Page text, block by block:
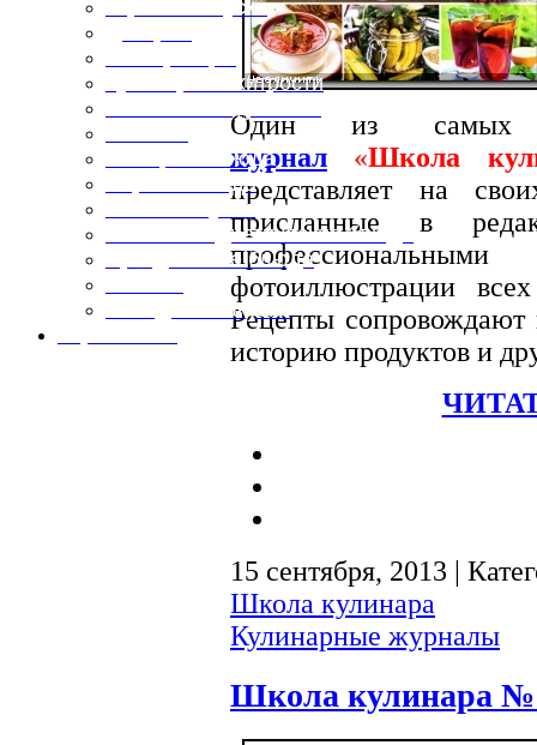
Горячие закуски
Кулинарные хитрости
Овощные блюда
Первые блюда
Полевая кухня
Постные и диетические блюда
Праздничные блюда
Холодные закуски
Один из самых
журнал
«Школа
представляет на
присланные в
фотоиллюстрации
Рецепты сопровождают
историю продуктов и
15 сентября, 2013 |
Школа кулинара
Кулинарные журналы
Школа кулинара